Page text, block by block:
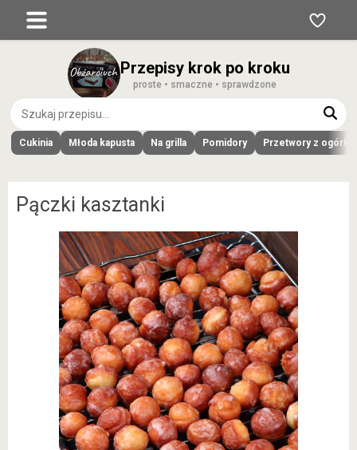
Przepisy krok po kroku
proste • smaczne • sprawdzone
Cukinia Młoda kapusta Na grilla Pomidory Przetwory z
Pączki kasztanki